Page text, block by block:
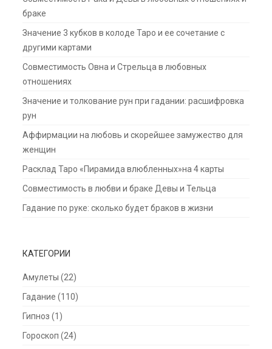
браке
Значение 3 кубков в колоде Таро и ее сочетание с
другими картами
Совместимость Овна и Стрельца в любовных
отношениях
Значение и толкование рун при гадании: расшифровка
рун
Аффирмации на любовь и скорейшее замужество для
женщин
Расклад Таро «Пирамида влюбленных»на 4 карты
Совместимость в любви и браке Девы и Тельца
Гадание по руке: сколько будет браков в жизни
КАТЕГОРИИ
Амулеты (22)
Гадание (110)
Гипноз (1)
Гороскоп (24)